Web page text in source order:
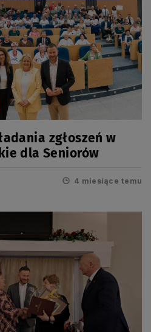
zgłoszeń w
dla Seniorów
4 miesiące temu